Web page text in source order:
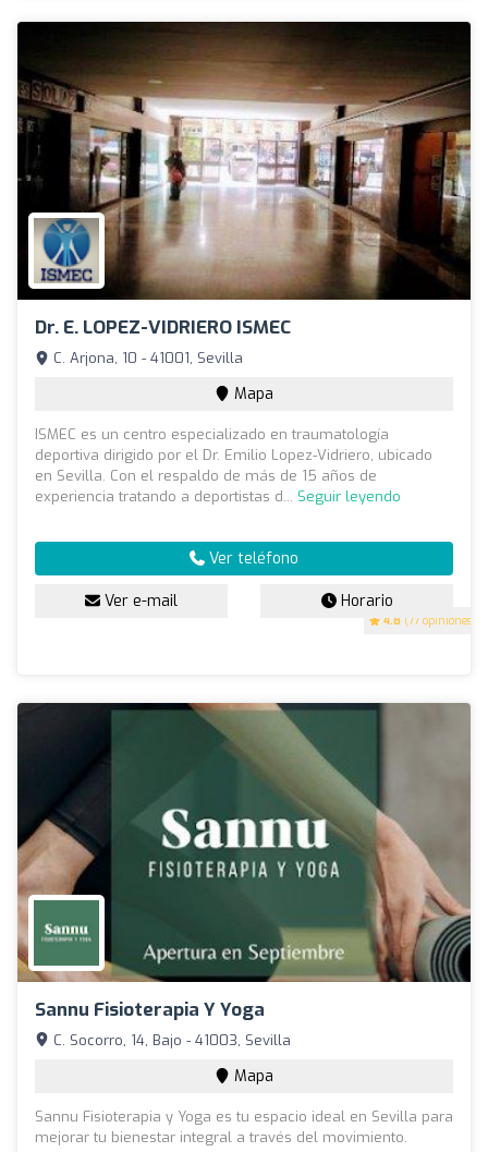
Dr. E. LOPEZ-VIDRIERO ISMEC
4.8 (77 opiniones)
C. Arjona, 10 - 41001, Sevilla
Mapa
ISMEC es un centro especializado en traumatología
deportiva dirigido por el Dr. Emilio Lopez-Vidriero, ubicado
en Sevilla. Con el respaldo de más de 15 años de
experiencia tratando a deportistas d... Seguir leyendo
Ver teléfono
Ver e-mail Horario
Sannu Fisioterapia Y Yoga
C. Socorro, 14, Bajo - 41003, Sevilla
Mapa
Sannu Fisioterapia y Yoga es tu espacio ideal en Sevilla para
mejorar tu bienestar integral a través del movimiento.